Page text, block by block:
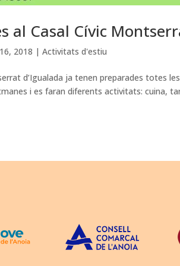
al Casal Cívic
2018 |Activitats d'estiu
d’Igualada ja tenen preparades totes
i es faran diferents activitats: cuina,